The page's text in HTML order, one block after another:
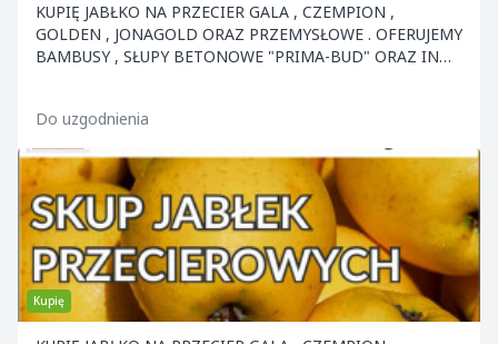
KUPIĘ JABŁKO NA PRZECIER GALA , CZEMPION ,
GOLDEN , JONAGOLD ORAZ PRZEMYSŁOWE . OFERUJEMY
BAMBUSY , SŁUPY BETONOWE "PRIMA-BUD" ORAZ INNE
Do uzgodnienia
Kupię